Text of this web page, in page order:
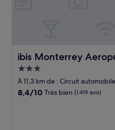
ibis Monterrey
ibis Monterrey Aeropuerto
Hébergement
3.0 étoiles
À 11,3 km de : Circuit
8.4
8,4/10 Très bien (1 419 avis)